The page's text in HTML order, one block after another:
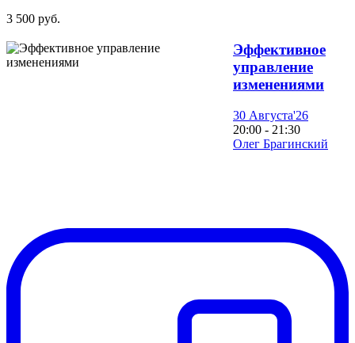
3 500 руб.
Эффективное
управление
изменениями
30 Августа'26
20:00 - 21:30
Олег Брагинский